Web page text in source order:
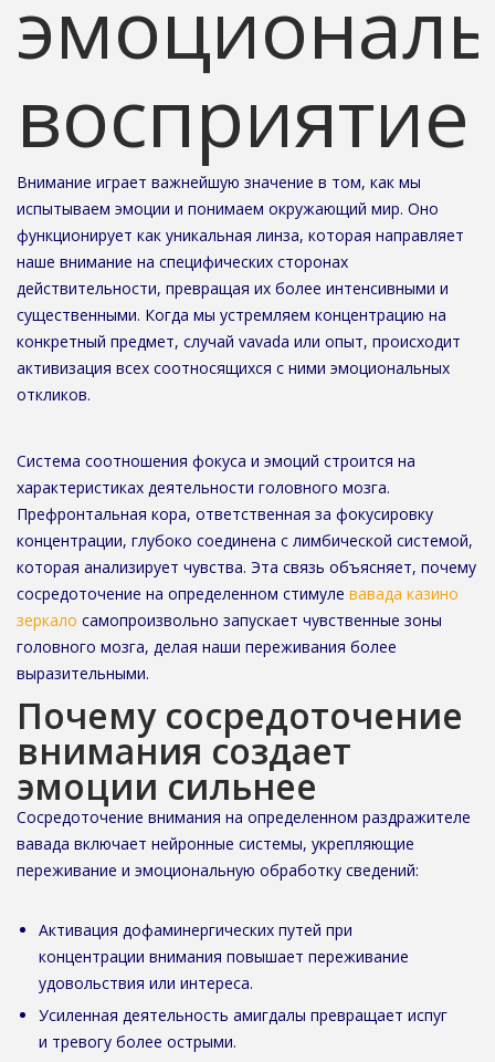
восприятие
Внимание играет важнейшую значение в том, как мы
испытываем эмоции и понимаем окружающий мир. Оно
функционирует как уникальная линза, которая направляет
наше внимание на специфических сторонах
действительности, превращая их более интенсивными и
существенными. Когда мы устремляем концентрацию на
конкретный предмет, случай vavada или опыт, происходит
активизация всех соотносящихся с ними эмоциональных
откликов.
Система соотношения фокуса и эмоций строится на
характеристиках деятельности головного мозга.
Префронтальная кора, ответственная за фокусировку
концентрации, глубоко соединена с лимбической системой,
которая анализирует чувства. Эта связь объясняет, почему
сосредоточение на определенном стимуле вавада казино
зеркало самопроизвольно запускает чувственные зоны
головного мозга, делая наши переживания более
выразительными.
Почему сосредоточение
внимания создает
эмоции сильнее
Сосредоточение внимания на определенном раздражителе
вавада включает нейронные системы, укрепляющие
переживание и эмоциональную обработку сведений:
Активация дофаминергических путей при
концентрации внимания повышает переживание
удовольствия или интереса.
Усиленная деятельность амигдалы превращает испуг
и тревогу более острыми.